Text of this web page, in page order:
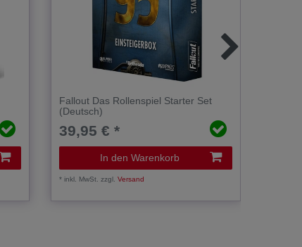
Fallout Das Rollenspiel Starter Set
(Deutsch)
39,95 € *
In den Warenkorb
*inkl. MwSt. zzgl.Versand